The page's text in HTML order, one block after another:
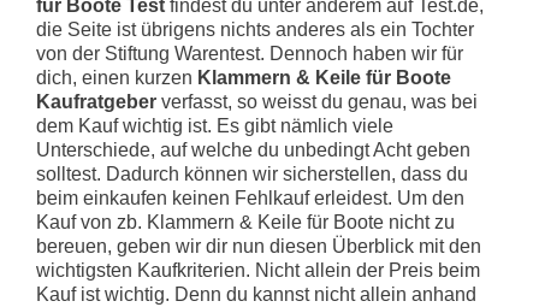
für Boote Test findest du unter anderem auf Test.de,
die Seite ist übrigens nichts anderes als ein Tochter
von der Stiftung Warentest. Dennoch haben wir für
dich, einen kurzen Klammern & Keile für Boote
Kaufratgeber verfasst, so weisst du genau, was bei
dem Kauf wichtig ist. Es gibt nämlich viele
Unterschiede, auf welche du unbedingt Acht geben
solltest. Dadurch können wir sicherstellen, dass du
beim einkaufen keinen Fehlkauf erleidest. Um den
Kauf von zb. Klammern & Keile für Boote nicht zu
bereuen, geben wir dir nun diesen Überblick mit den
wichtigsten Kaufkriterien. Nicht allein der Preis beim
Kauf ist wichtig. Denn du kannst nicht allein anhand